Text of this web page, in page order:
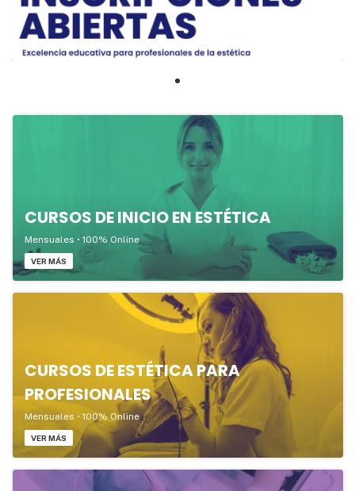
CURSOS DE INICIO EN ESTÉTICA
Mensuales • 100% Online
VER MÁS
CURSOS DE ESTÉTICA PARA
PROFESIONALES
Mensuales • 100% Online
VER MÁS